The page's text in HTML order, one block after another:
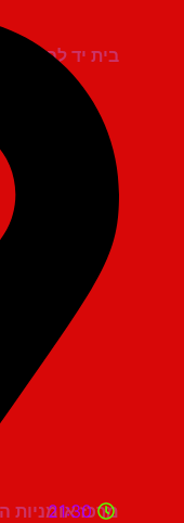
בית יד לבנים אשדוד
מרכז אומניות הבמה
21:30